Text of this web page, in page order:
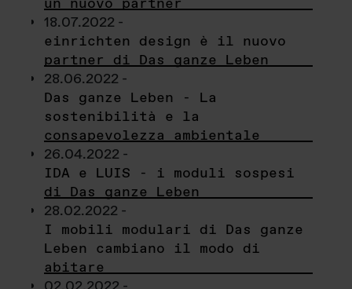
18.07.2022 -
einrichten design è il nuovo
partner di Das ganze Leben
28.06.2022 -
Das ganze Leben - La
sostenibilità e la
consapevolezza ambientale
26.04.2022 -
IDA e LUIS - i moduli sospesi
di Das ganze Leben
28.02.2022 -
I mobili modulari di Das ganze
Leben cambiano il modo di
abitare